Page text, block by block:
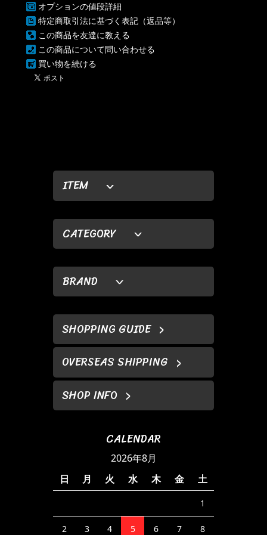
ITEM
CATEGORY
BRAND
SHOPPING GUIDE
OVERSEAS SHIPPING
SHOP INFO
CALENDAR
2026年8月
日
月 火 水 木 金 土
1
2 3 4 5 6 7 8
オプションの値段詳細
特定商取引法に基づく表記（返品等）
この商品を友達に教える
この商品について問い合わせる
買い物を続ける